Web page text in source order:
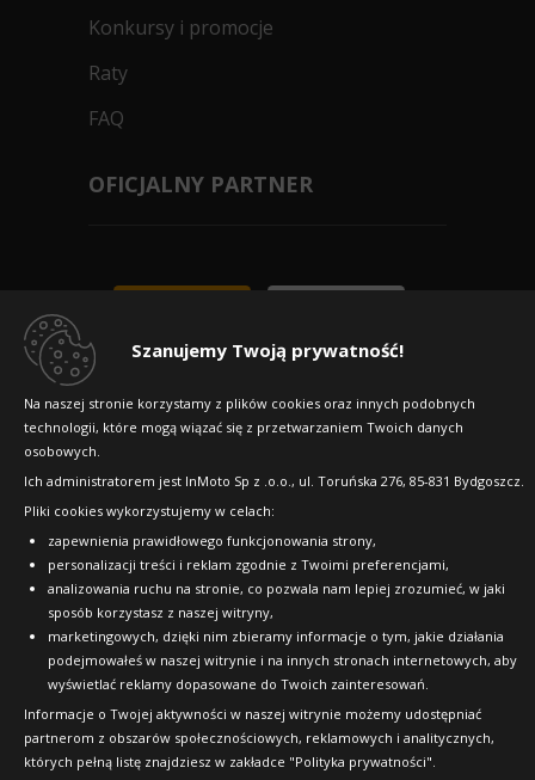
Szanujemy Twoją prywatność!
Na naszej stronie korzystamy z plików cookies oraz innych podobnych
technologii, które mogą wiązać się z przetwarzaniem Twoich danych
osobowych.
Ich administratorem jest InMoto Sp z .o.o., ul. Toruńska 276, 85-831 Bydgoszcz.
Pliki cookies wykorzystujemy w celach:
zapewnienia prawidłowego funkcjonowania strony,
personalizacji treści i reklam zgodnie z Twoimi preferencjami,
analizowania ruchu na stronie, co pozwala nam lepiej zrozumieć, w jaki
sposób korzystasz z naszej witryny,
marketingowych, dzięki nim zbieramy informacje o tym, jakie działania
podejmowałeś w naszej witrynie i na innych stronach internetowych, aby
wyświetlać reklamy dopasowane do Twoich zainteresowań.
Informacje o Twojej aktywności w naszej witrynie możemy udostępniać
partnerom z obszarów społecznościowych, reklamowych i analitycznych,
których pełną listę znajdziesz w zakładce "Polityka prywatności".
Konkursy i promocje
Raty
FAQ
OFICJALNY PARTNER
Copyright © 2010-2026 24opony.pl. Wszelkie
prawa zastrzeżone.